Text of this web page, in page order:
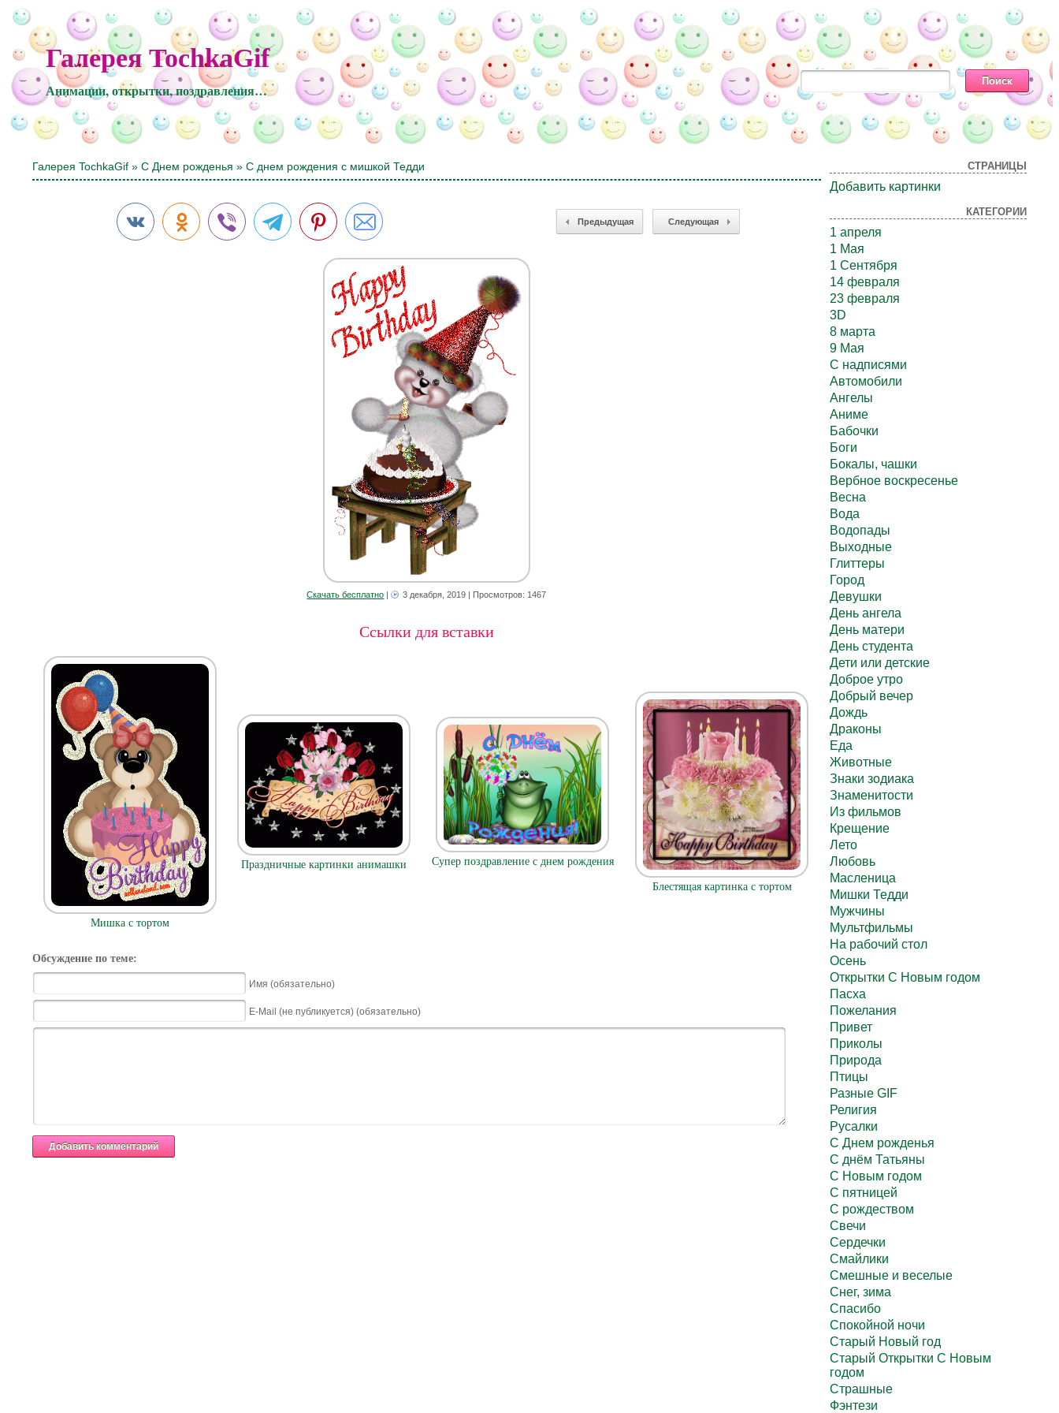
Галерея TochkaGif
Анимации, открытки, поздравления…
Галерея TochkaGif »С Днем рожденья » С днем рождения с мишкой Тедди
Предыдущая Следующая
Скачать бесплатно | 3 декабря, 2019 | Просмотров: 1467
Ссылки для вставки
Мишка с тортом
Праздничные картинки анимашки Супер поздравление с днем рождения
Блестящая картинка с тортом
Обсуждение по теме:
Имя (обязательно)
E-Mail (не публикуется) (обязательно)
СТРАНИЦЫ
Добавить картинки
КАТЕГОРИИ
1 апреля
1 Мая
1 Сентября
14 февраля
23 февраля
3D
8 марта
9 Мая
C надписями
Автомобили
Ангелы
Аниме
Бабочки
Боги
Бокалы, чашки
Вербное воскресенье
Весна
Вода
Водопады
Выходные
Глиттеры
Город
Девушки
День ангела
День матери
День студента
Дети или детские
Доброе утро
Добрый вечер
Дождь
Драконы
Еда
Животные
Знаки зодиака
Знаменитости
Из фильмов
Крещение
Лето
Любовь
Масленица
Мишки Тедди
Мужчины
Мультфильмы
На рабочий стол
Осень
Открытки С Новым годом
Пасха
Пожелания
Привет
Приколы
Природа
Птицы
Разные GIF
Религия
Русалки
С Днем рожденья
С днём Татьяны
С Новым годом
С пятницей
С рождеством
Свечи
Сердечки
Смайлики
Смешные и веселые
Снег, зима
Спасибо
Спокойной ночи
Старый Новый год
Старый Открытки С Новым
годом
Страшные
Фэнтези